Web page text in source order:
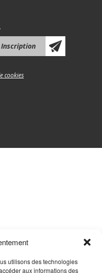
utilisons des technologies
aux informations des
cookies